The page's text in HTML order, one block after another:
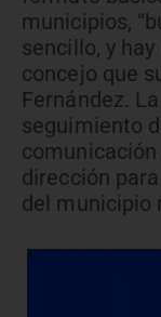
municipios,
sencillo, y
concejo que
Fernández.
seguimiento
dirección
del municipio